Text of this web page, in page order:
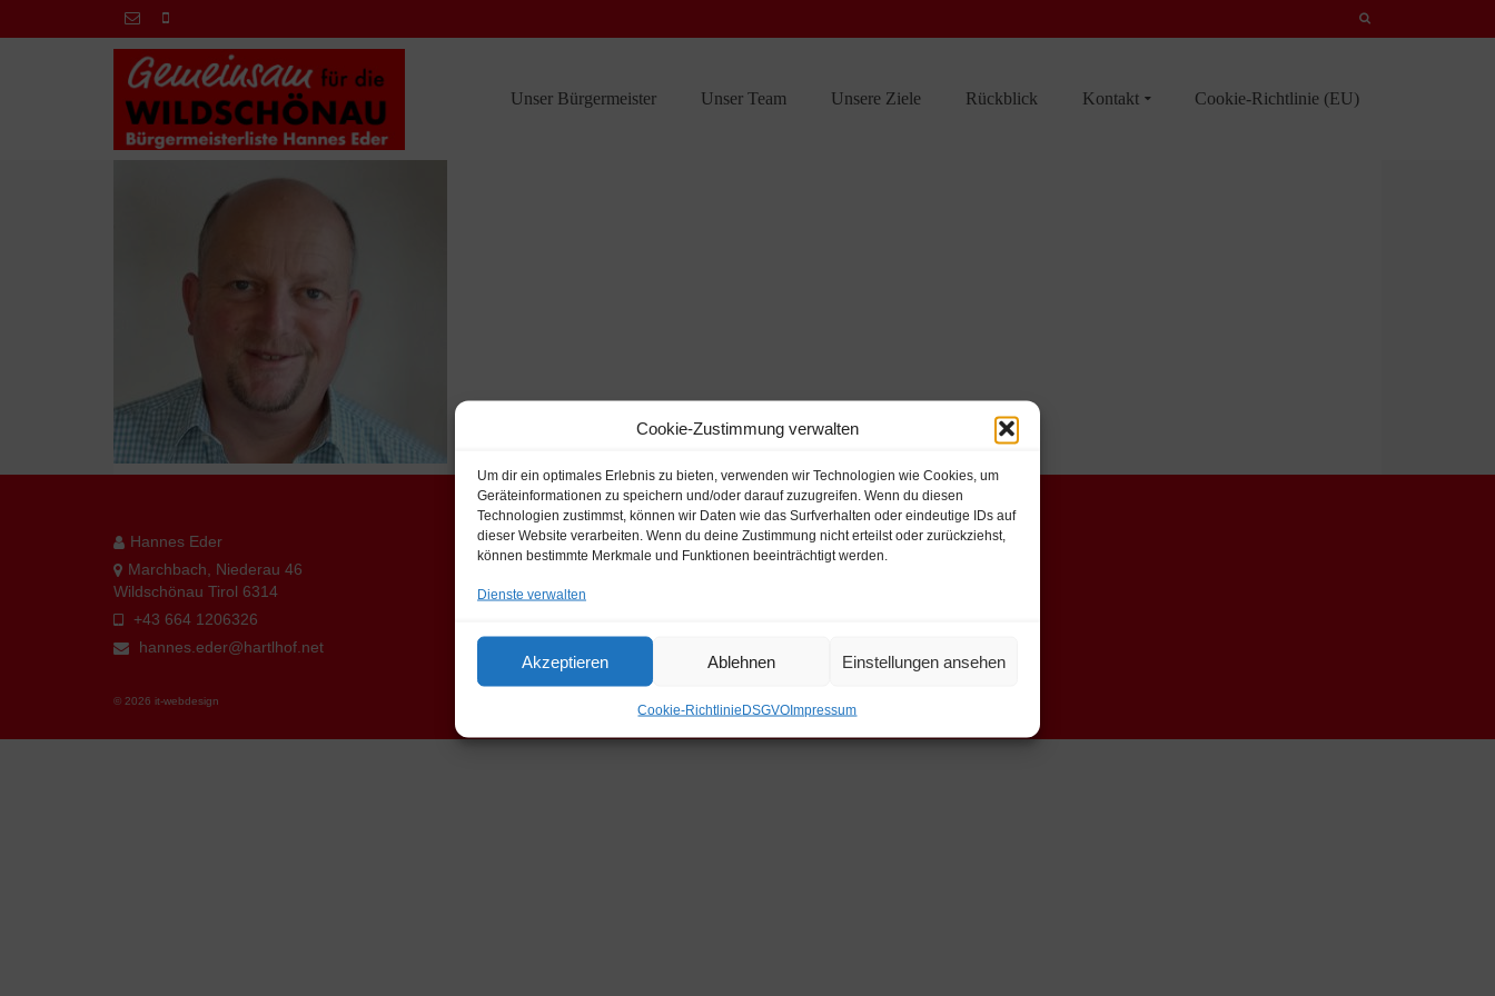
Cookie-Zustimmung verwalten
Um dir ein optimales Erlebnis zu bieten, verwenden wir Technologien wie Cookies, um
Geräteinformationen zu speichern und/oder darauf zuzugreifen. Wenn du diesen
Technologien zustimmst, können wir Daten wie das Surfverhalten oder eindeutige IDs auf
dieser Website verarbeiten. Wenn du deine Zustimmung nicht erteilst oder zurückziehst,
können bestimmte Merkmale und Funktionen beeinträchtigt werden.
Dienste verwalten
Akzeptieren Ablehnen Einstellungen ansehen
Cookie-RichtlinieDSGVOImpressum
Unser Bürgermeister Unser Team Unsere Ziele Rückblick Kontakt Cookie-Richtlinie (EU)
Hannes Eder
Marchbach, Niederau 46
Wildschönau Tirol 6314
+43 664 1206326
hannes.eder@hartlhof.net
© 2026 it-webdesign